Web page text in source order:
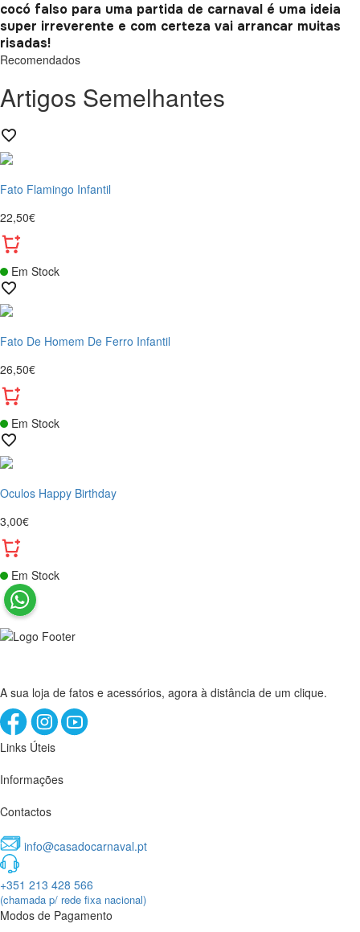
cocó falso para uma partida de carnaval é uma ideia
super irreverente e com certeza vai arrancar muitas
risadas!
Recomendados
Artigos Semelhantes
Fato Flamingo Infantil
22,50€
Em Stock
Fato De Homem De Ferro Infantil
26,50€
Em Stock
Oculos Happy Birthday
3,00€
Em Stock
A sua loja de fatos e acessórios, agora à distância de um clique.
Links Úteis
Informações
Contactos
info@casadocarnaval.pt
+351 213 428 566
(chamada p/ rede fixa nacional)
Modos de Pagamento